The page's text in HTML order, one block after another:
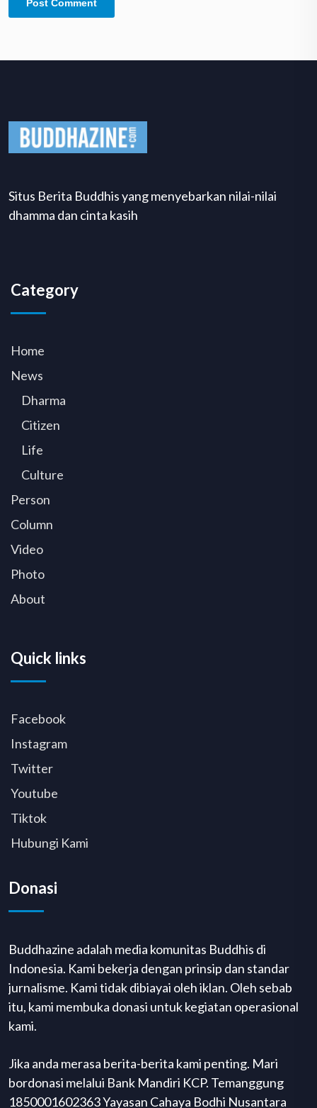
Situs Berita Buddhis yang menyebarkan nilai-nilai
dhamma dan cinta kasih
Category
Home
News
Dharma
Citizen
Life
Culture
Person
Column
Video
Photo
About
Quick links
Facebook
Instagram
Twitter
Youtube
Tiktok
Hubungi Kami
Donasi
Buddhazine adalah media komunitas Buddhis di
Indonesia. Kami bekerja dengan prinsip dan standar
jurnalisme. Kami tidak dibiayai oleh iklan. Oleh sebab
itu, kami membuka donasi untuk kegiatan operasional
kami.
Jika anda merasa berita-berita kami penting. Mari
bordonasi melalui Bank Mandiri KCP. Temanggung
1850001602363 Yayasan Cahaya Bodhi Nusantara